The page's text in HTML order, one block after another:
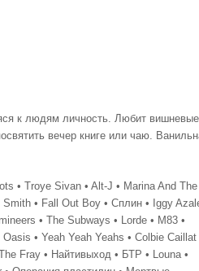
к людям личность. Любит вишневые
вечер книге или чаю.
• Troye Sivan • Alt-J • Marina And The
Smith • Fall Out Boy • Cплин • Iggy
• The Subways • Lorde • M83 •
• Yeah Yeah Yeahs • Colbie Caillat
Fray • Найтивыход • БТР • Louna •